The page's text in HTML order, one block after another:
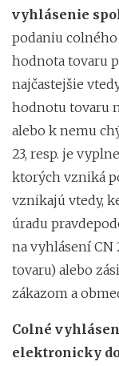
vyhlásenie
podaniu
hodnota tovaru
najčastejšie
hodnotu tovaru
alebo k nemu
23, resp. je
ktorých vzniká
vznikajú vtedy,
úradu
na vyhlásení CN
tovaru) alebo
zákazom a
Colné
elektronicky